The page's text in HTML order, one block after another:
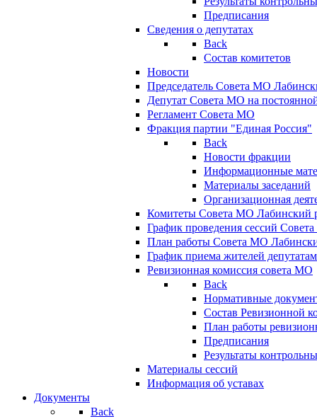
Предписания
Сведения о депутатах
Back
Состав комитетов
Новости
Председатель Совета МО
Депутат Совета МО на
Регламент Совета МО
Фракция партии "Единая Россия"
Back
Новости фракции
Информационные
Материалы заседаний
Организационная
Комитеты Совета МО Лабинский
График проведения сессий
План работы Совета МО
График приема жителей
Ревизионная комиссия совета МО
Back
Нормативные
Состав Ревизионной
План работы
Предписания
Результаты
Материалы сессий
Информация об уставах
Документы
Back